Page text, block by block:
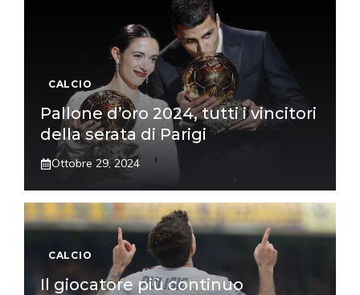
CALCIO
Pallone d’oro 2024, tutti i vincitori
della serata di Parigi
Ottobre 29, 2024
CALCIO
Il giocatore più continuo